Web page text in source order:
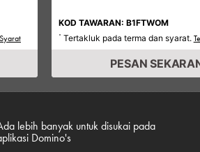
KOD TAWARAN: B1FTWOM
* Tertakluk pada terma dan syarat.
PESAN
lebih banyak untuk disukai pada
Domino's